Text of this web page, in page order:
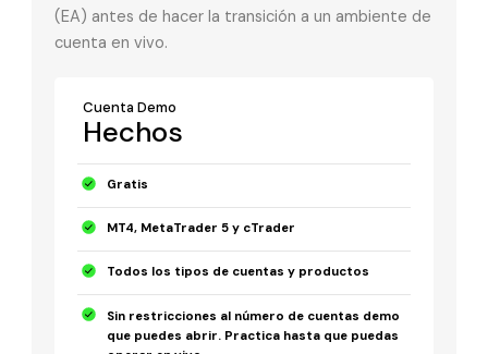
(EA) antes de hacer la transición a un ambiente de
cuenta en vivo.
Cuenta Demo
Hechos
Gratis
MT4, MetaTrader 5 y cTrader
Todos los tipos de cuentas y productos
Sin restricciones al número de cuentas demo
que puedes abrir. Practica hasta que puedas